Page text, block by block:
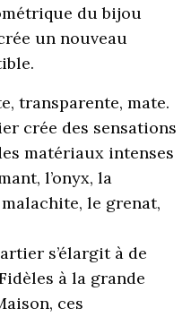
du bijou
un nouveau
transparente, mate.
crée des sensations
matériaux intenses
l’onyx, la
le grenat,
s’élargit à de
à la grande
ces